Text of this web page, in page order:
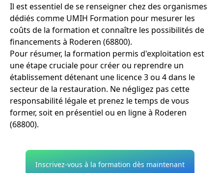
Il est essentiel de se renseigner chez des organismes
dédiés comme UMIH Formation pour mesurer les
coûts de la formation et connaître les possibilités de
financements à Roderen (68800).
Pour résumer, la formation permis d'exploitation est
une étape cruciale pour créer ou reprendre un
établissement détenant une licence 3 ou 4 dans le
secteur de la restauration. Ne négligez pas cette
responsabilité légale et prenez le temps de vous
former, soit en présentiel ou en ligne à Roderen
(68800).
Inscrivez-vous à la formation dès maintenant